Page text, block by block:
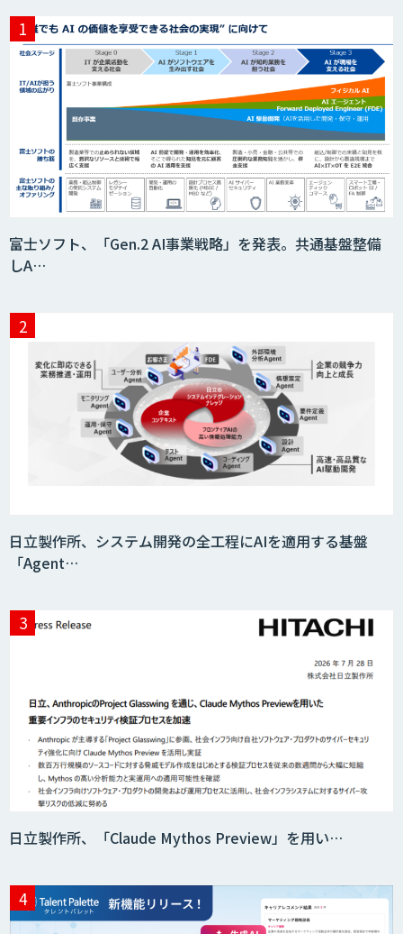
検図・照査AI
積算AI
ID ZERO（アイディーゼロ）
身体・動作解析AIソリューション
生成AIの業務活用は「Safe AI
スマート工場ソリューションkizkia-
Meter
Preferred Networks Visual Inspection
サテライトAI
富士ソフト、「Gen.2 AI事業戦略」を発表。共通基盤整備
しA…
日立製作所、システム開発の全工程にAIを適用する基盤
「Agent…
日立製作所、「Claude Mythos Preview」を用い…